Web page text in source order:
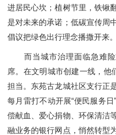
进居民心坎；植树节里，铁锹
是对未来的承诺；低碳宣传周
倡议把绿色出行理念播撒开来。
而当城市治理面临急难险
席。在文明城市创建一线，他
担当。东苑古龙城社区支行正
每月雷打不动开展“便民服务
偿献血、爱心捐物、环保清洁
融业务的银行网点，悄然转型